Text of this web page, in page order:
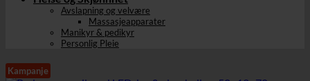
Avslapning og velvære
Massasjeapparater
Manikyr & pedikyr
Personlig Pleie
Kampanje